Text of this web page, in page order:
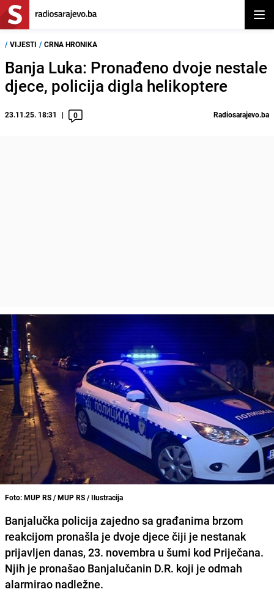
/ VIJESTI / CRNA HRONIKA
Banja Luka: Pronađeno dvoje nestale
djece, policija digla helikoptere
23.11.25. 18:31 0 Radiosarajevo.ba
Foto: MUP RS / MUP RS / Ilustracija
Banjalučka policija zajedno sa građanima brzom
reakcijom pronašla je dvoje djece čiji je nestanak
prijavljen danas, 23. novembra u šumi kod Priječana.
Njih je pronašao Banjalučanin D.R. koji je odmah
alarmirao nadležne.